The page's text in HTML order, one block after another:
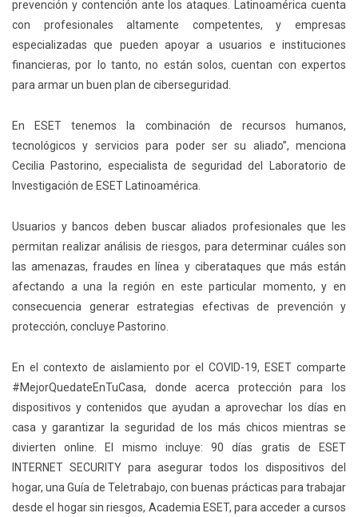
prevención y contención ante los ataques. Latinoamérica cuenta
con profesionales altamente competentes, y empresas
especializadas que pueden apoyar a usuarios e instituciones
financieras, por lo tanto, no están solos, cuentan con expertos
para armar un buen plan de ciberseguridad.
En ESET tenemos la combinación de recursos humanos,
tecnológicos y servicios para poder ser su aliado”, menciona
Cecilia Pastorino, especialista de seguridad del Laboratorio de
Investigación de ESET Latinoamérica.
Usuarios y bancos deben buscar aliados profesionales que les
permitan realizar análisis de riesgos, para determinar cuáles son
las amenazas, fraudes en línea y ciberataques que más están
afectando a una la región en este particular momento, y en
consecuencia generar estrategias efectivas de prevención y
protección, concluye Pastorino.
En el contexto de aislamiento por el COVID-19, ESET comparte
#MejorQuedateEnTuCasa, donde acerca protección para los
dispositivos y contenidos que ayudan a aprovechar los días en
casa y garantizar la seguridad de los más chicos mientras se
divierten online. El mismo incluye: 90 días gratis de ESET
INTERNET SECURITY para asegurar todos los dispositivos del
hogar, una Guía de Teletrabajo, con buenas prácticas para trabajar
desde el hogar sin riesgos, Academia ESET, para acceder a cursos